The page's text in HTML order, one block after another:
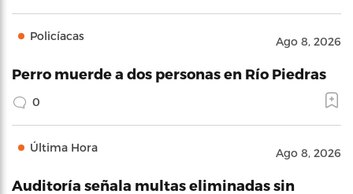
Policíacas Ago 8, 2026
Perro muerde a dos personas en Río Piedras
0
Última Hora Ago 8, 2026
Auditoría señala multas eliminadas sin